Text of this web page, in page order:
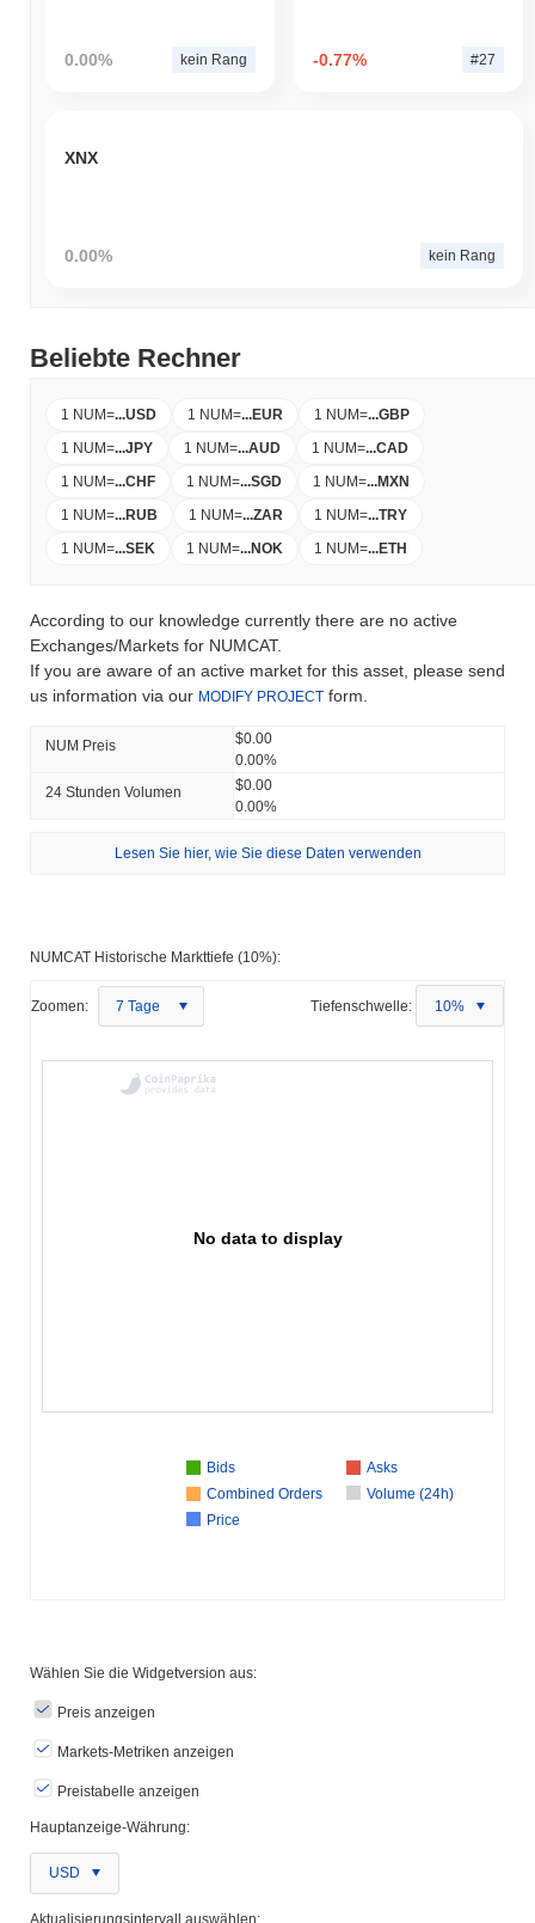
0.00% kein Rang -0.77% #27
XNX
0.00% kein Rang
Beliebte Rechner
1 NUM=...USD 1 NUM=...EUR 1 NUM=...GBP
1 NUM=...JPY 1 NUM=...AUD 1 NUM=...CAD
1 NUM=...CHF 1 NUM=...SGD 1 NUM=...MXN
1 NUM=...RUB 1 NUM=...ZAR 1 NUM=...TRY
1 NUM=...SEK 1 NUM=...NOK 1 NUM=...ETH
According to our knowledge currently there are no active
Exchanges/Markets for NUMCAT.
If you are aware of an active market for this asset, please send
us information via our MODIFY PROJECT form.
NUM Preis
$0.00
0.00%
24 Stunden Volumen
$0.00
0.00%
Lesen Sie hier, wie Sie diese Daten verwenden
NUMCAT Historische Markttiefe (10%):
Zoomen: 7 Tage Tiefenschwelle: 10%
No data to display
Bids
Asks
Combined Orders
Volume (24h)
Price
Wählen Sie die Widgetversion aus:
Preis anzeigen
Markets-Metriken anzeigen
Preistabelle anzeigen
Hauptanzeige-Währung:
USD
Aktualisierungsintervall auswählen: